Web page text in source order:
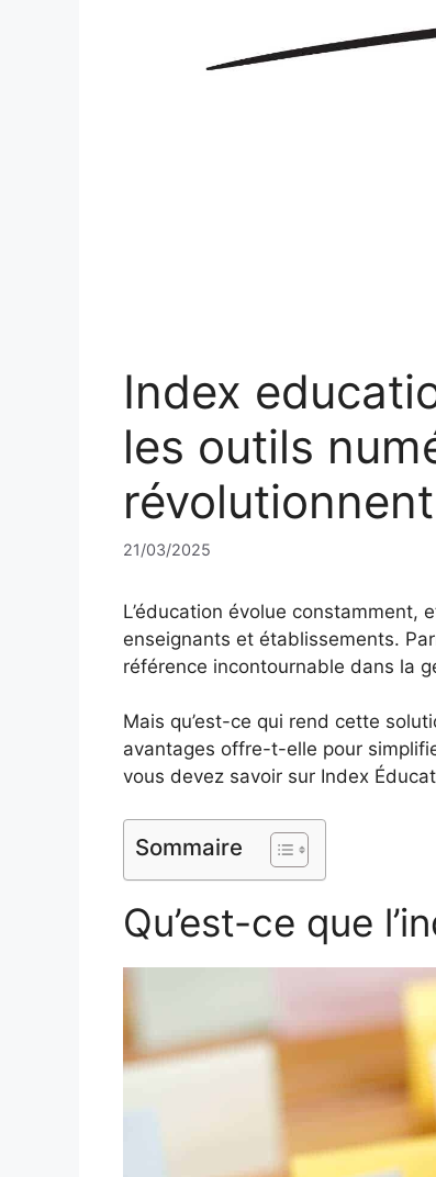
Index
les outils
21/03/2025
L’éducation évolue constamment,
enseignants et établissements.
référence incontournable dans la
Mais qu’est-ce qui rend cette
avantages offre-t-elle pour
vous devez savoir sur Index
Sommaire
Qu’est-ce que